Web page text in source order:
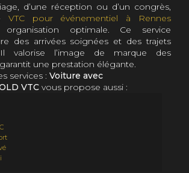
d’une réception ou d’un congrès,
VTC pour événementiel à Rennes
optimale. Ce service
des arrivées soignées et des trajets
valorise l’image de marque des
une prestation élégante.
services : Voiture avec
VTC vous propose aussi :